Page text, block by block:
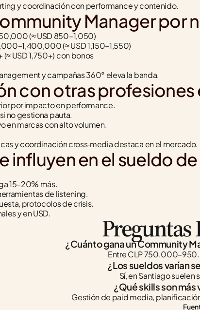
y coordinación con performance y contenido.
Manager por
(≈ USD 850–1,050)
(≈ USD 1,150–1,550)
USD 1,750+) con bonos
y campañas 360° eleva la banda.
con otras profesiones
por impacto en performance.
no gestiona pauta.
en marcas con alto volumen.
y coordinación cross‑media destaca en el mercado.
influyen en el sueldo
15–20% más.
de listening.
protocolos de crisis.
y en USD. Preguntas
¿Cuánto gana un Community
Entre CLP
¿Los sueldos varían
Sí, en Santiago suelen
¿Qué skills son
Gestión de paid media,